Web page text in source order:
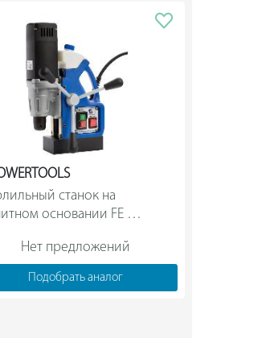
сроку службы
ротора и при
станок на
основании FE
Нет предложений
Подобрать аналог